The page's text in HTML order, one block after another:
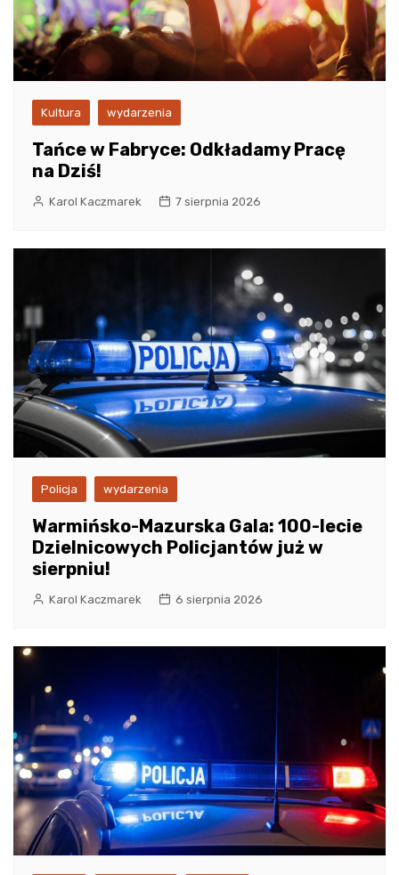
Kultura wydarzenia
Tańce w Fabryce: Odkładamy Pracę
na Dziś!
Karol Kaczmarek 7 sierpnia 2026
Policja wydarzenia
Warmińsko-Mazurska Gala: 100-lecie
Dzielnicowych Policjantów już w
sierpniu!
Karol Kaczmarek 6 sierpnia 2026